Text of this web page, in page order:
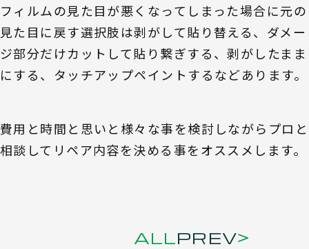
フィルムの見た目が悪くなってしまった場合に元の
見た目に戻す選択肢は剥がして貼り替える、ダメー
ジ部分だけカットして貼り繋ぎする、剥がしたまま
にする、タッチアップペイントするなどあります。
費用と時間と思いと様々な事を検討しながらプロと
相談してリペア内容を決める事をオススメします。
ALLPREV